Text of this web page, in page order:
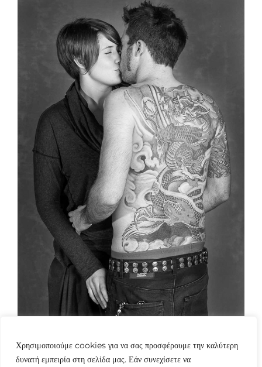
Χρησιμοποιούμε cookies για να σας προσφέρουμε την καλύτερη
δυνατή εμπειρία στη σελίδα μας. Εάν συνεχίσετε να